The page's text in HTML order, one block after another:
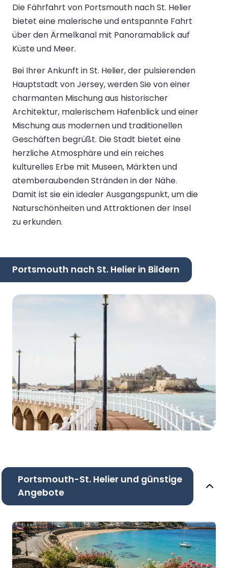
Die Fährfahrt von Portsmouth nach St. Helier
bietet eine malerische und entspannte Fahrt
über den Ärmelkanal mit Panoramablick auf
Küste und Meer.
Bei Ihrer Ankunft in St. Helier, der pulsierenden
Hauptstadt von Jersey, werden Sie von einer
charmanten Mischung aus historischer
Architektur, malerischem Hafenblick und einer
Mischung aus modernen und traditionellen
Geschäften begrüßt. Die Stadt bietet eine
herzliche Atmosphäre und ein reiches
kulturelles Erbe mit Museen, Märkten und
atemberaubenden Stränden in der Nähe.
Damit ist sie ein idealer Ausgangspunkt, um die
Naturschönheiten und Attraktionen der Insel
zu erkunden.
Portsmouth nach St. Helier in Bildern
Portsmouth-St. Helier und günstige
Angebote